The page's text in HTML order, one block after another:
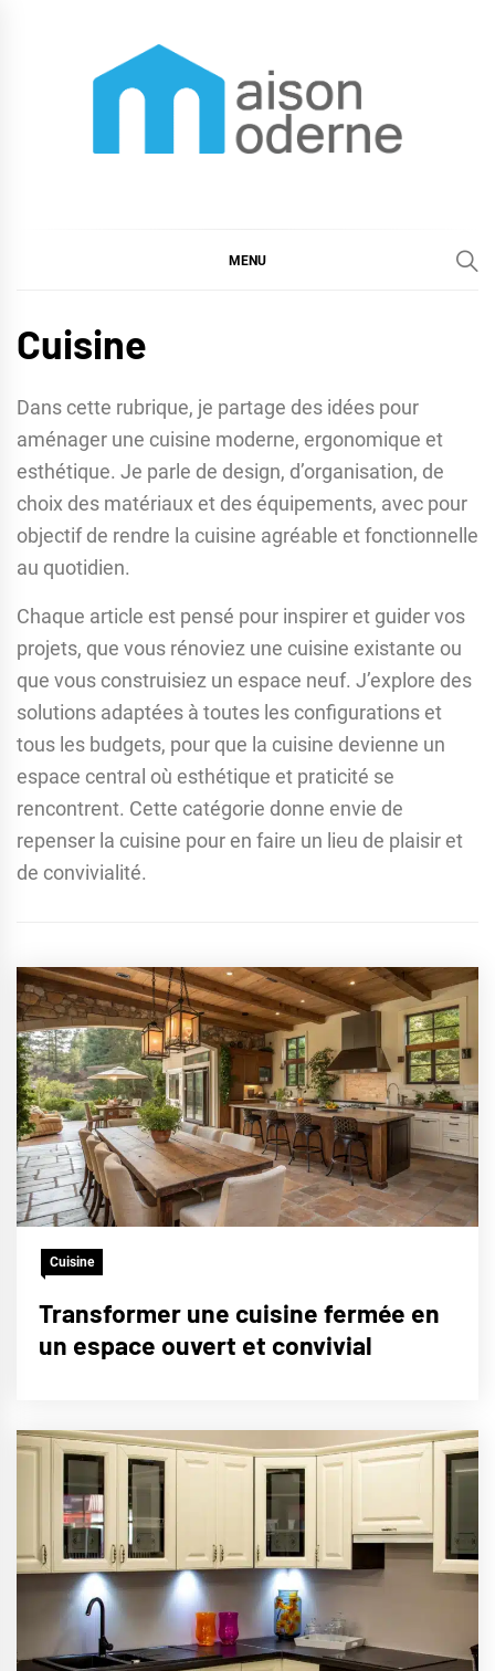
MENU
Cuisine
Dans cette rubrique, je partage des idées pour
aménager une cuisine moderne, ergonomique et
esthétique. Je parle de design, d’organisation, de
choix des matériaux et des équipements, avec pour
objectif de rendre la cuisine agréable et fonctionnelle
au quotidien.
Chaque article est pensé pour inspirer et guider vos
projets, que vous rénoviez une cuisine existante ou
que vous construisiez un espace neuf. J’explore des
solutions adaptées à toutes les configurations et
tous les budgets, pour que la cuisine devienne un
espace central où esthétique et praticité se
rencontrent. Cette catégorie donne envie de
repenser la cuisine pour en faire un lieu de plaisir et
de convivialité.
Cuisine
Transformer une cuisine fermée en
un espace ouvert et convivial